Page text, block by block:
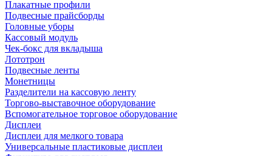
Плакатные профили
Подвесные прайсборды
Головные уборы
Кассовый модуль
Чек-бокс для вкладыша
Лототрон
Подвесные ленты
Монетницы
Разделители на кассовую ленту
Торгово-выставочное оборудование
Вспомогательное торговое оборудование
Дисплеи
Дисплеи для мелкого товара
Универсальные пластиковые дисплеи